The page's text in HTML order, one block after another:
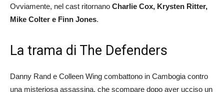
Ovviamente, nel cast ritornano Charlie Cox, Krysten Ritter,
Mike Colter e Finn Jones.
La trama di The Defenders
Danny Rand e Colleen Wing combattono in Cambogia contro
una misteriosa assassina, che scompare dopo aver ucciso un